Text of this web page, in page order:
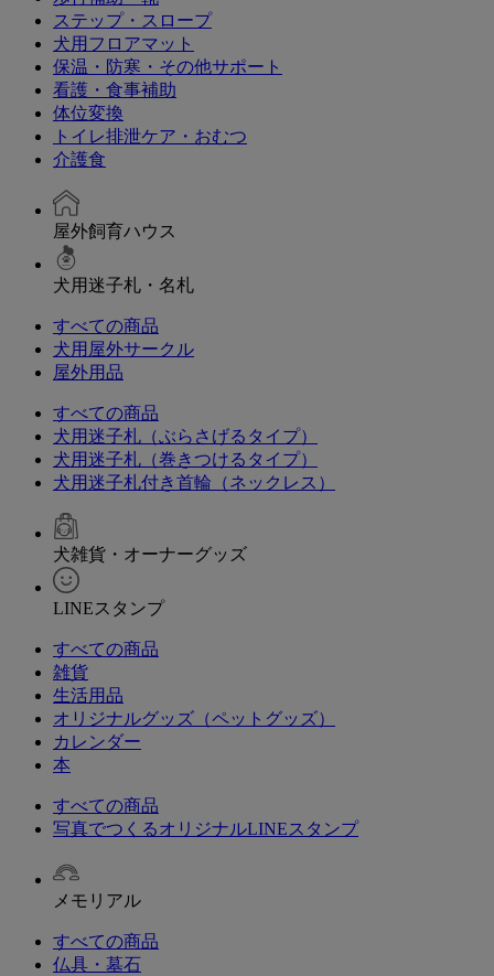
ステップ・スロープ
犬用フロアマット
保温・防寒・その他サポート
看護・食事補助
体位変換
トイレ排泄ケア・おむつ
介護食
屋外飼育ハウス
犬用迷子札・名札
すべての商品
犬用屋外サークル
屋外用品
すべての商品
犬用迷子札（ぶらさげるタイプ）
犬用迷子札（巻きつけるタイプ）
犬用迷子札付き首輪（ネックレス）
犬雑貨・オーナーグッズ
LINEスタンプ
すべての商品
雑貨
生活用品
オリジナルグッズ（ペットグッズ）
カレンダー
本
すべての商品
写真でつくるオリジナルLINEスタンプ
メモリアル
すべての商品
仏具・墓石